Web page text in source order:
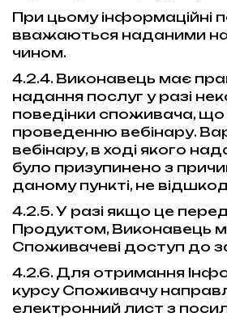
При цьому інформаційні
вважаються наданими
чином.
4.2.4. Виконавець має
надання послуг у разі
поведінки споживача,
проведенню вебінару.
вебінару, в ході якого
було призупинено з
даному пункті, не
4.2.5. У разі якщо це
Продуктом, Виконавець
Споживачеві доступ до
4.2.6. Для отримання
курсу Споживачу
електронний лист з